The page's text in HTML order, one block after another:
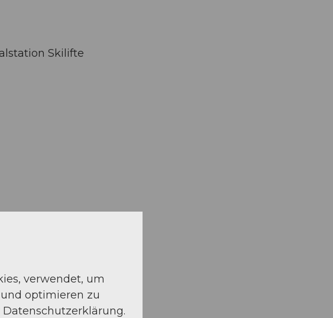
Skilifte
verwendet, um
optimieren zu